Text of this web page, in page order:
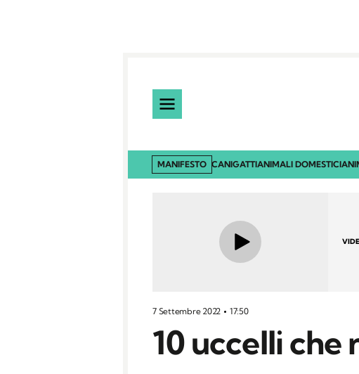
MANIFESTO CANIGATTIANIMALI DOMESTICI
7 Settembre 2022 17:50
10 uccelli che